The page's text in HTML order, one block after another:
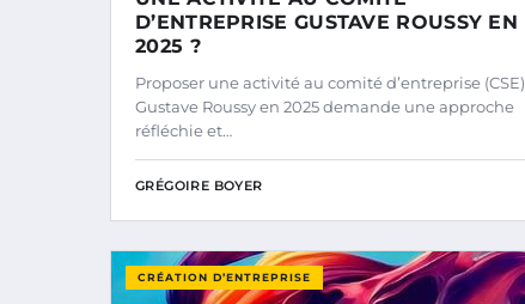
D’ENTREPRISE GUSTAVE ROUSSY EN
2025 ?
Proposer une activité au comité d’entreprise (CSE)
Gustave Roussy en 2025 demande une approche
réfléchie et…
GRÉGOIRE BOYER
CRÉATION D’ENTREPRISE